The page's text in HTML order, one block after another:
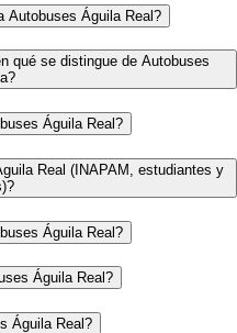
Autobuses Águila Real?
qué se distingue de Autobuses
Águila Real?
Real (INAPAM, estudiantes y
Águila Real?
Águila Real?
Águila Real?